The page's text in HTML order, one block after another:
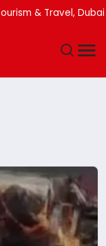
& Travel, Dubai